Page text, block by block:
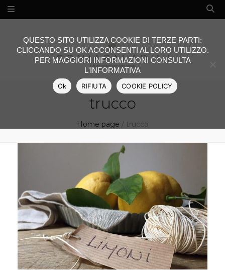
trucco
Home page / trucco
QUESTO SITO UTILIZZA COOKIE DI TERZE PARTI:
CLICCANDO SU OK ACCONSENTI AL LORO UTILIZZO.
PER MAGGIORI INFORMAZIONI CONSULTA
L'INFORMATIVA
Ok RIFIUTA COOKIE POLICY